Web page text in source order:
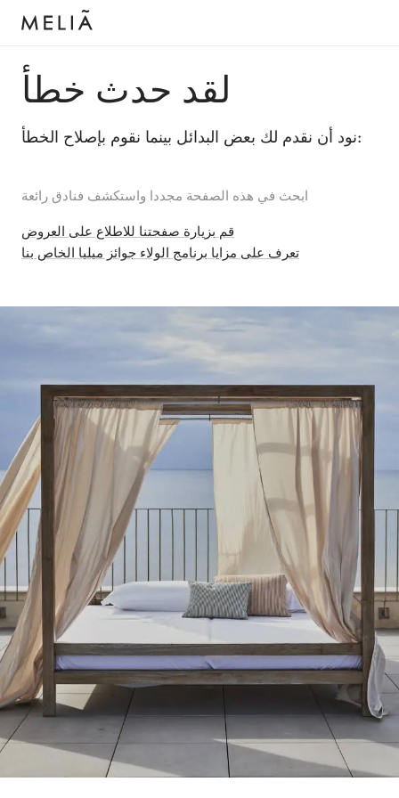
لقد حدث خطأ
نود أن نقدم لك بعض البدائل بينما نقوم بإصلاح الخطأ:
ابحث في هذه الصفحة مجددا واستكشف فنادق رائعة
قم بزيارة صفحتنا للاطلاع على العروض
تعرف على مزايا برنامج الولاء جوائز ميليا الخاص بنا